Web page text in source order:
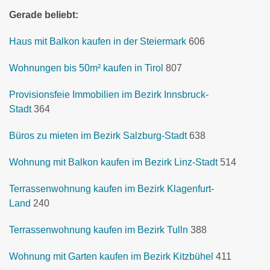
Gerade beliebt:
Haus mit Balkon kaufen in der Steiermark 606
Wohnungen bis 50m² kaufen in Tirol 807
Provisionsfeie Immobilien im Bezirk Innsbruck-
Stadt 364
Büros zu mieten im Bezirk Salzburg-Stadt 638
Wohnung mit Balkon kaufen im Bezirk Linz-Stadt 514
Terrassenwohnung kaufen im Bezirk Klagenfurt-
Land 240
Terrassenwohnung kaufen im Bezirk Tulln 388
Wohnung mit Garten kaufen im Bezirk Kitzbühel 411